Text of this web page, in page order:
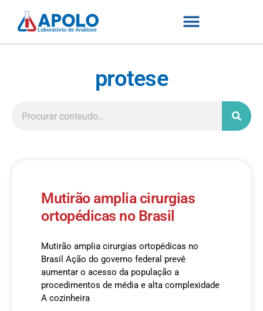
protese
Mutirão amplia cirurgias
ortopédicas no Brasil
Mutirão amplia cirurgias ortopédicas no
Brasil Ação do governo federal prevê
aumentar o acesso da população a
procedimentos de média e alta complexidade
A cozinheira